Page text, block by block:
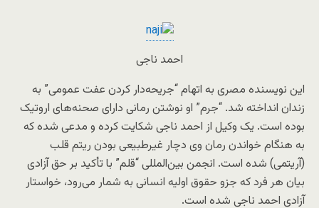
احمد ناجی
این نویسنده مصری به اتهام “جریحه‌دار کردن عفت عمومی” به
زندان انداخته شد. “جرم” او نوشتن رمانی دارای صحنه‌های اروتیک
بوده است. یک وکیل از احمد ناجی شکایت کرده و مدعی شده که
به هنگام خواندن رمان وی دچار غیرطبیعی بودن ریتم قلب
(آریتمی) شده است. انجمن بین‌‌المللی “قلم” با تأکید بر حق آزادی
بیان هر فرد که جزو حقوق اولیه انسانی به شمار می‌رود، خواستار
آزادی احمد ناجی شده است.